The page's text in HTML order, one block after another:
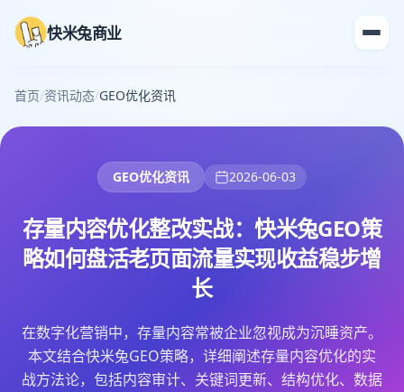
快米兔商业
首页/资讯动态/GEO优化资讯
GEO优化资讯 2026-06-03
存量内容优化整改实战：快米兔GEO策
略如何盘活老页面流量实现收益稳步增
长
在数字化营销中，存量内容常被企业忽视成为沉睡资产。
本文结合快米兔GEO策略，详细阐述存量内容优化的实
战方法论，包括内容审计、关键词更新、结构优化、数据